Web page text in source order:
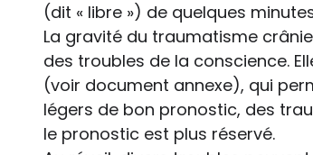
(dit « libre ») de quelques
La gravité du traumatisme
des troubles de la conscience.
(voir document annexe), qui
légers de bon pronostic, des
le pronostic est plus réservé.